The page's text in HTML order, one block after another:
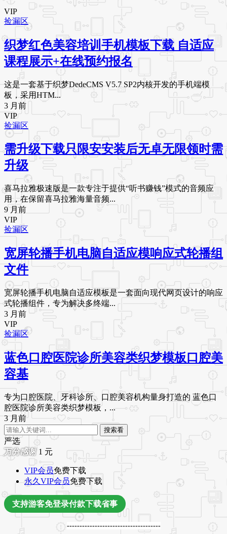
VIP
捡漏区
织梦红色美容培训手机模板下载 自适应
课程展示+在线预约报名
这是一套基于织梦DedeCMS V5.7 SP2内核开发的手机端模
板，采用HTM...
3 月前
VIP
捡漏区
需升级下载只限安安装后无卓无限领时需
升级
喜马拉雅极速版是一款专注于提供“听书赚钱”模式的音频应
用，在保留喜马拉雅海量音频...
9 月前
VIP
捡漏区
宽屏轮播手机电脑自适应模响应式轮播组
文件
宽屏轮播手机电脑自适应模板是一套面向现代网页设计的响应
式轮播组件，专为解决多终端...
3 月前
VIP
捡漏区
蓝色口腔医院诊所美容类织梦模板口腔美
容基
专为口腔医院、牙科诊所、口腔美容机构量身打造的 蓝色口
腔医院诊所美容类织梦模板，...
3 月前
搜索看
严选
1 元
VIP会员免费下载
永久VIP会员免费下载
支持游客免登录付款下载省事
-------------------------------------